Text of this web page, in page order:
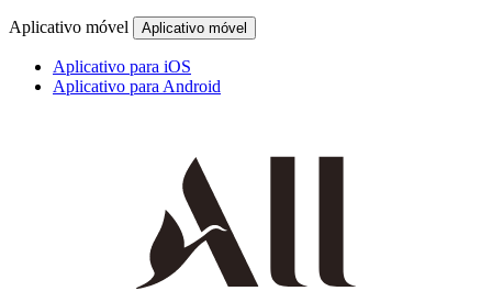
Aplicativo móvel Aplicativo móvel
Aplicativo para iOS
Aplicativo para Android